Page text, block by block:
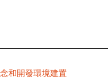
和開發環境建置